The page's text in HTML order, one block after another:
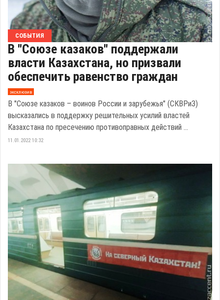
СОБЫТИЯ
В "Союзе казаков" поддержали
власти Казахстана, но призвали
обеспечить равенство граждан
эксклюзив
В "Союзе казаков – воинов России и зарубежья" (СКВРиЗ)
высказались в поддержку решительных усилий властей
Казахстана по пресечению противоправных действий ...
11.01.2022 10:32